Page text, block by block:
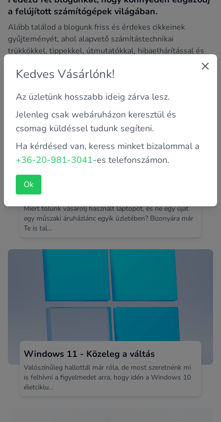
a felújított számítógépek világában.
Alább találod a blogunk friss és érdekes cikkeinek
gyűjteményét, ahol alapvető számítástechnikai
trükkökkel, tippekkel, útmutatókkal, hibaelhárítással és
Miért tőlünk vásárolj laptopot vagy
számítógépet?
Miért tőlünk vásárolj használt laptopot, és ne egy újat
egy műszaki áruházlánc egyik üzletében? Bizonyára már
Te is tal...
Windows 11 - Közeleg a váltás
Valószínűleg hallottál már róla, de most szeretnénk mi
is felhívni a figyelmedet arra, hogy idén a Windows 10
életciklu...
Kedves Vásárlónk!
Az üzletünk hosszabb ideig zárva lesz.
Jelenleg csak webáruházon keresztül és
csomag küldéssel tudunk segíteni.
Ha kérdésed van, keress minket bizalommal a
+36-20-981-3041-es telefonszámon.
Ok